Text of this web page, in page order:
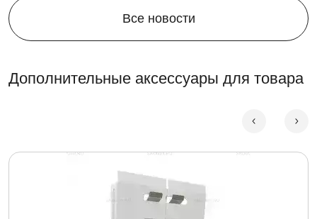
Все новости
Дополнительные аксессуары для товара